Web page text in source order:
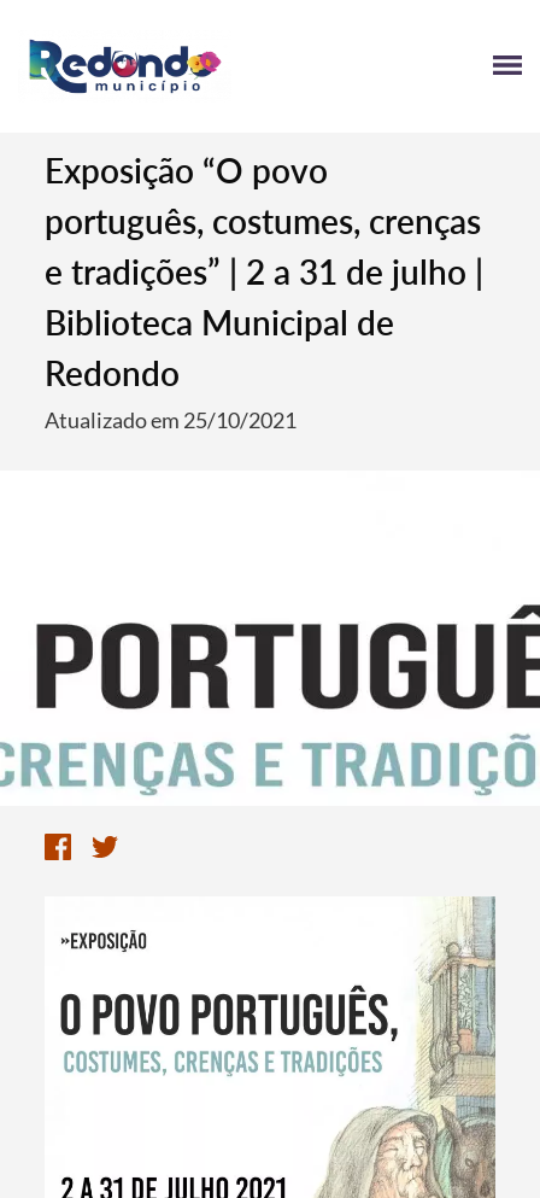
Exposição “O povo
português, costumes, crenças
e tradições” | 2 a 31 de julho |
Biblioteca Municipal de
Redondo
Atualizado em 25/10/2021